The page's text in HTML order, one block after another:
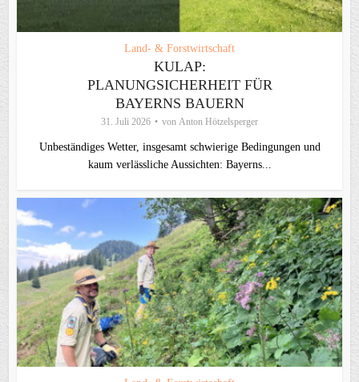
Land- & Forstwirtschaft
KULAP:
PLANUNGSICHERHEIT FÜR
BAYERNS BAUERN
31. Juli 2026 von Anton Hötzelsperger
Unbeständiges Wetter, insgesamt schwierige Bedingungen und
kaum verlässliche Aussichten: Bayerns...